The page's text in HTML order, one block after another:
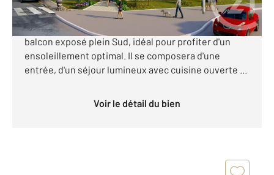
Découvrez ce superbe appartement 2 pièces situé
au 1er étage d'une future résidence intimiste, avec
balcon exposé plein Sud, idéal pour profiter d'un
ensoleillement optimal. Il se composera d'une
entrée, d'un séjour lumineux avec cuisine ouverte ...
Voir le détail du bien